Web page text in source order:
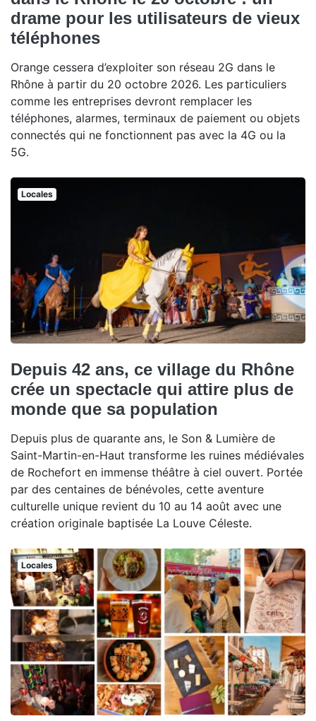
drame pour les utilisateurs de vieux
téléphones
Orange cessera d’exploiter son réseau 2G dans le
Rhône à partir du 20 octobre 2026. Les particuliers
comme les entreprises devront remplacer les
téléphones, alarmes, terminaux de paiement ou objets
connectés qui ne fonctionnent pas avec la 4G ou la
5G.
Locales
Depuis 42 ans, ce village du Rhône
crée un spectacle qui attire plus de
monde que sa population
Depuis plus de quarante ans, le Son & Lumière de
Saint-Martin-en-Haut transforme les ruines médiévales
de Rochefort en immense théâtre à ciel ouvert. Portée
par des centaines de bénévoles, cette aventure
culturelle unique revient du 10 au 14 août avec une
création originale baptisée La Louve Céleste.
Locales